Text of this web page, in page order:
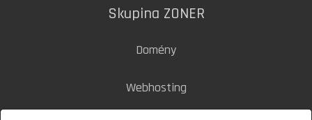
Skupina ZONER
Domény
Webhosting